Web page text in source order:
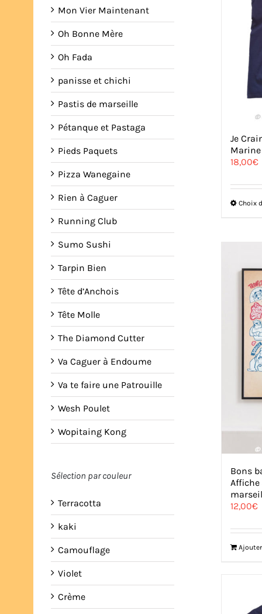
Je
Marine
18,00€
Choix
Bons
Affiche
12,00€
Mon Vier Maintenant
Oh Bonne Mère
Oh Fada
panisse et chichi
Pastis de marseille
Pétanque et Pastaga
Pieds Paquets
Pizza Wanegaine
Rien à Caguer
Running Club
Sumo Sushi
Tarpin Bien
Tête d’Anchois
Tête Molle
The Diamond Cutter
Va Caguer à Endoume
Va te faire une Patrouille
Wesh Poulet
Wopitaing Kong
Sélection par couleur
Terracotta
kaki
Camouflage
Violet
Crème